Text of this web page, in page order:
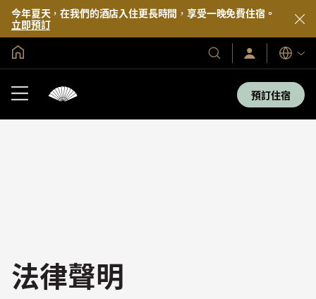
今年夏天，在我們的酒店入住更長時間，享受一晚免費住宿。
立即預訂
我
們
登
入/
即
加
入
語
言
預訂住宿
法律聲明